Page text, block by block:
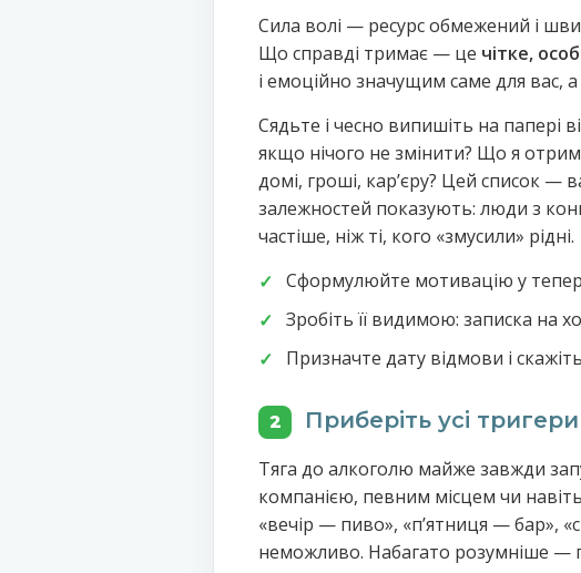
Сила волі — ресурс обмежений і
Що справді тримає — це чітке,
і емоційно значущим саме для вас,
Сядьте і чесно випишіть на папері
якщо нічого не змінити? Що я
домі, гроші, кар’єру? Цей список —
залежностей показують: люди з
частіше, ніж ті, кого «змусили» рідні.
Сформулюйте мотивацію у
Зробіть її видимою: записка на
Призначте дату відмови і
2 Приберіть усі
Тяга до алкоголю майже завжди
компанією, певним місцем чи
«вечір — пиво», «пʼятниця — бар»,
неможливо. Набагато розумніше —